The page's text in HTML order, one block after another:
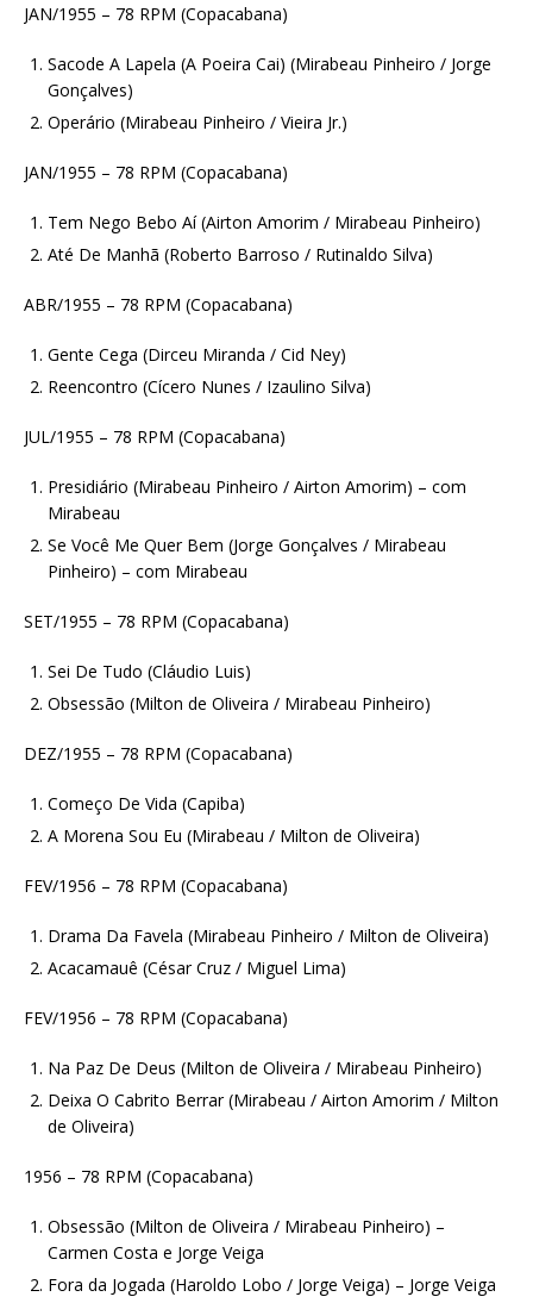
JAN/1955 – 78 RPM (Copacabana)
Sacode A Lapela (A Poeira Cai) (Mirabeau Pinheiro / Jorge
Gonçalves)
Operário (Mirabeau Pinheiro / Vieira Jr.)
JAN/1955 – 78 RPM (Copacabana)
Tem Nego Bebo Aí (Airton Amorim / Mirabeau Pinheiro)
Até De Manhã (Roberto Barroso / Rutinaldo Silva)
ABR/1955 – 78 RPM (Copacabana)
Gente Cega (Dirceu Miranda / Cid Ney)
Reencontro (Cícero Nunes / Izaulino Silva)
JUL/1955 – 78 RPM (Copacabana)
Presidiário (Mirabeau Pinheiro / Airton Amorim) – com
Mirabeau
Se Você Me Quer Bem (Jorge Gonçalves / Mirabeau
Pinheiro) – com Mirabeau
SET/1955 – 78 RPM (Copacabana)
Sei De Tudo (Cláudio Luis)
Obsessão (Milton de Oliveira / Mirabeau Pinheiro)
DEZ/1955 – 78 RPM (Copacabana)
Começo De Vida (Capiba)
A Morena Sou Eu (Mirabeau / Milton de Oliveira)
FEV/1956 – 78 RPM (Copacabana)
Drama Da Favela (Mirabeau Pinheiro / Milton de Oliveira)
Acacamauê (César Cruz / Miguel Lima)
FEV/1956 – 78 RPM (Copacabana)
Na Paz De Deus (Milton de Oliveira / Mirabeau Pinheiro)
Deixa O Cabrito Berrar (Mirabeau / Airton Amorim / Milton
de Oliveira)
1956 – 78 RPM (Copacabana)
Obsessão (Milton de Oliveira / Mirabeau Pinheiro) –
Carmen Costa e Jorge Veiga
Fora da Jogada (Haroldo Lobo / Jorge Veiga) – Jorge Veiga